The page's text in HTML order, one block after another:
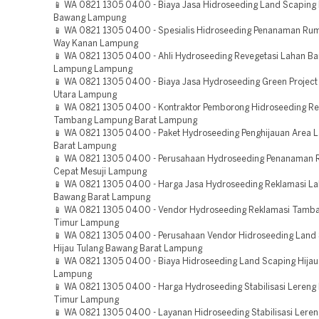
📱 WA 0821 1305 0400 - Biaya Jasa Hidroseeding Land Scaping
Bawang Lampung
📱 WA 0821 1305 0400 - Spesialis Hidroseeding Penanaman
Way Kanan Lampung
📱 WA 0821 1305 0400 - Ahli Hydroseeding Revegetasi Lahan
Lampung Lampung
📱 WA 0821 1305 0400 - Biaya Jasa Hydroseeding Green
Utara Lampung
📱 WA 0821 1305 0400 - Kontraktor Pemborong Hidroseeding
Tambang Lampung Barat Lampung
📱 WA 0821 1305 0400 - Paket Hydroseeding Penghijauan Area
Barat Lampung
📱 WA 0821 1305 0400 - Perusahaan Hydroseeding Penanaman
Cepat Mesuji Lampung
📱 WA 0821 1305 0400 - Harga Jasa Hydroseeding Reklamasi
Bawang Barat Lampung
📱 WA 0821 1305 0400 - Vendor Hydroseeding Reklamasi
Timur Lampung
📱 WA 0821 1305 0400 - Perusahaan Vendor Hidroseeding Land
Hijau Tulang Bawang Barat Lampung
📱 WA 0821 1305 0400 - Biaya Hidroseeding Land Scaping
Lampung
📱 WA 0821 1305 0400 - Harga Hydroseeding Stabilisasi Lereng
Timur Lampung
📱 WA 0821 1305 0400 - Layanan Hidroseeding Stabilisasi